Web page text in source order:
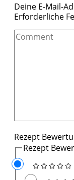
Deine E-Mail-
Erforderliche
Comment
Rezept
Rezept